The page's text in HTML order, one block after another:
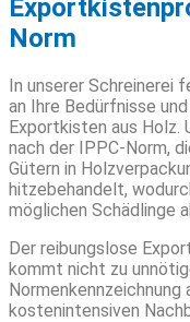
Norm
In unserer Schreinerei
an Ihre Bedürfnisse
Exportkisten aus Holz.
nach der IPPC-Norm,
Gütern in
hitzebehandelt,
möglichen Schädlinge
Der reibungslose
kommt nicht zu
kostenintensiven